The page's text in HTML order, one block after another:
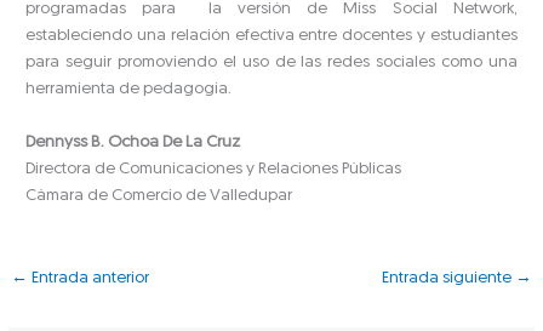
programadas para la versión de Miss Social Network,
estableciendo una relación efectiva entre docentes y estudiantes
para seguir promoviendo el uso de las redes sociales como una
herramienta de pedagogía.
Dennyss B. Ochoa De La Cruz
Directora de Comunicaciones y Relaciones Públicas
Cámara de Comercio de Valledupar
← Entrada anterior Entrada siguiente →